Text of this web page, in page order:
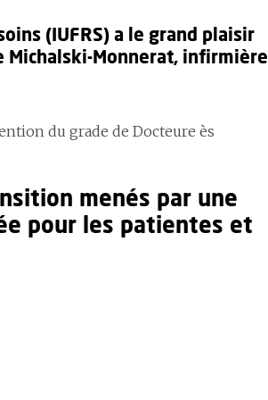
(IUFRS) a le grand plaisir
Michalski-Monnerat, infirmière
du grade de Docteure ès
menés par une
pour les patientes et